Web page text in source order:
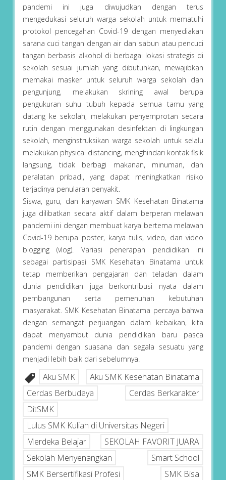
pandemi ini juga diwujudkan dengan terus
mengedukasi seluruh warga sekolah untuk mematuhi
protokol pencegahan Covid-19 dengan menyediakan
sarana cuci tangan dengan air dan sabun atau pencuci
tangan berbasis alkohol di berbagai lokasi strategis di
sekolah sesuai jumlah yang dibutuhkan, mewajibkan
memakai masker untuk seluruh warga sekolah dan
pengunjung, melakukan skrining awal berupa
pengukuran suhu tubuh kepada semua tamu yang
datang ke sekolah, melakukan penyemprotan secara
rutin dengan menggunakan desinfektan di lingkungan
sekolah, menginstruksikan warga sekolah untuk selalu
melakukan physical distancing, menghindari kontak fisik
langsung, tidak berbagi makanan, minuman, dan
peralatan pribadi, yang dapat meningkatkan risiko
terjadinya penularan penyakit.
Siswa, guru, dan karyawan SMK Kesehatan Binatama
juga dilibatkan secara aktif dalam berperan melawan
pandemi ini dengan membuat karya bertema melawan
Covid-19 berupa poster, karya tulis, video, dan video
blogging (vlog). Variasi penerapan pendidikan ini
sebagai partisipasi SMK Kesehatan Binatama untuk
tetap memberikan pengajaran dan teladan dalam
dunia pendidikan juga berkontribusi nyata dalam
pembangunan serta pemenuhan kebutuhan
masyarakat. SMK Kesehatan Binatama percaya bahwa
dengan semangat perjuangan dalam kebaikan, kita
dapat menyambut dunia pendidikan baru pasca
pandemi dengan suasana dan segala sesuatu yang
menjadi lebih baik dari sebelumnya.
Aku SMK
Aku SMK Kesehatan Binatama
Cerdas Berbudaya
Cerdas Berkarakter
DitSMK
Lulus SMK Kuliah di Universitas Negeri
Merdeka Belajar
SEKOLAH FAVORIT JUARA
Sekolah Menyenangkan
Smart School
SMK Bersertifikasi Profesi
SMK Bisa